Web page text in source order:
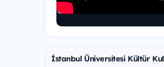
İstanbul Üniversitesi Kültür